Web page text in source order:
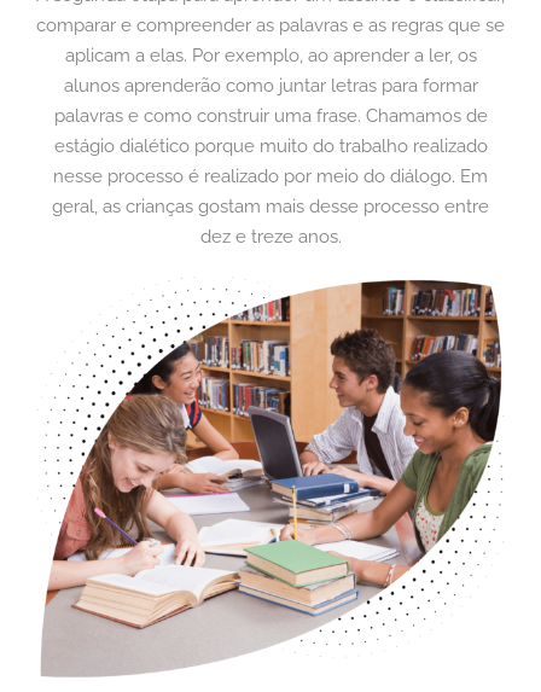
comparar e compreender as palavras e as regras que se
aplicam a elas. Por exemplo, ao aprender a ler, os
alunos aprenderão como juntar letras para formar
palavras e como construir uma frase. Chamamos de
estágio dialético porque muito do trabalho realizado
nesse processo é realizado por meio do diálogo. Em
geral, as crianças gostam mais desse processo entre
dez e treze anos.